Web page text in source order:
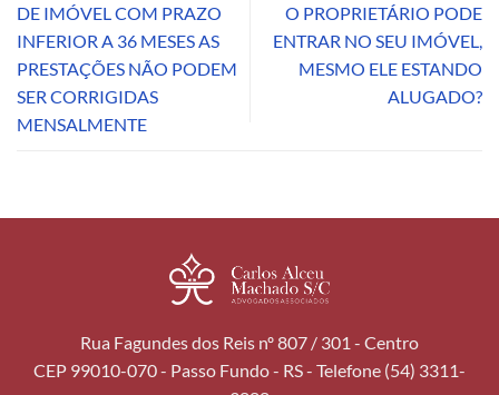
DE IMÓVEL COM PRAZO
INFERIOR A 36 MESES AS
PRESTAÇÕES NÃO PODEM
SER CORRIGIDAS
MENSALMENTE
O PROPRIETÁRIO PODE
ENTRAR NO SEU IMÓVEL,
MESMO ELE ESTANDO
ALUGADO?
Rua Fagundes dos Reis nº 807 / 301 - Centro
CEP 99010-070 - Passo Fundo - RS - Telefone (54) 3311-